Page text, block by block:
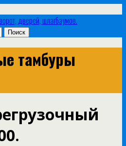
дверей, шлагбаумов.
тамбуры